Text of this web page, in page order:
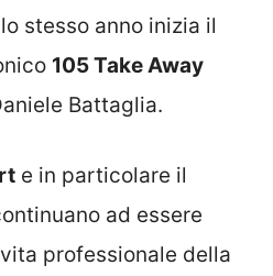
stesso anno inizia il
105 Take Away
Battaglia.
e in particolare il
ad essere
professionale della